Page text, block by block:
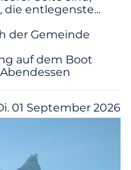
die entlegenste...
der Gemeinde
auf dem Boot
Abendessen
01 September 2026